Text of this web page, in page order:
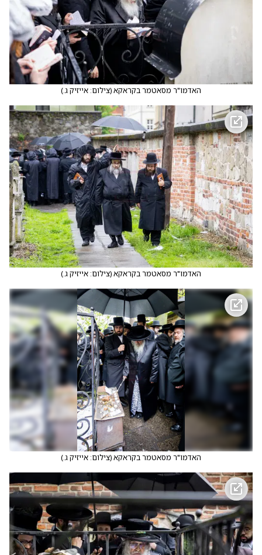
האדמו"ר מסאטמר בקראקא(צילום: אייזיק ג.)
האדמו"ר מסאטמר בקראקא(צילום: אייזיק ג.)
האדמו"ר מסאטמר בקראקא(צילום: אייזיק ג.)